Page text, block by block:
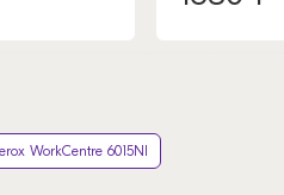
WorkCentre 6015NI